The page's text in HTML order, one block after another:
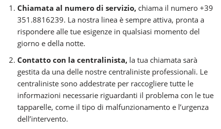
Chiamata al numero di servizio, chiama il numero +39
351.8816239. La nostra linea è sempre attiva, pronta a
rispondere alle tue esigenze in qualsiasi momento del
giorno e della notte.
Contatto con la centralinista, la tua chiamata sarà
gestita da una delle nostre centraliniste professionali. Le
centraliniste sono addestrate per raccogliere tutte le
informazioni necessarie riguardanti il problema con le tue
tapparelle, come il tipo di malfunzionamento e l’urgenza
dell’intervento.